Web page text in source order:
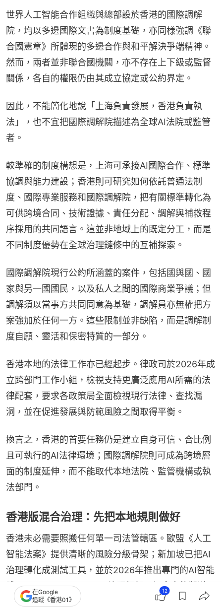
世界人工智能合作組織與總部設於香港的國際調解
院，均以多邊國際文書為制度基礎，亦同樣強調《聯
合國憲章》所體現的多邊合作與和平解決爭端精神。
然而，兩者並非聯合國機關，亦不存在上下級或監督
關係，各自的權限仍由其成立協定或公約界定。
因此，不能簡化地說「上海負責發展，香港負責執
法」，也不宜把國際調解院描述為全球AI法院或監管
者。
較準確的制度構想是，上海可承接AI國際合作、標準
協調與能力建設；香港則可研究如何依託普通法制
度、國際專業服務和國際調解院，把有關標準轉化為
可供跨境合同、技術證據、責任分配、調解與補救程
序採用的共同語言。這並非地域上的既定分工，而是
不同制度優勢在全球治理鏈條中的互補探索。
國際調解院現行公約所涵蓋的案件，包括國與國、國
家與另一國國民，以及私人之間的國際商業爭議；但
調解須以當事方共同同意為基礎，調解員亦無權把方
案強加於任何一方。這些限制並非缺陷，而是調解制
度自願、靈活和保密特質的一部分。
香港本地的法律工作亦已經起步。律政司於2026年成
立跨部門工作小組，檢視支持更廣泛應用AI所需的法
律配套，要求各政策局全面檢視現行法律、查找漏
洞，並在促進發展與防範風險之間取得平衡。
換言之，香港的首要任務仍是建立自身可信、合比例
且可執行的AI法律環境；國際調解院則可成為跨境層
面的制度延伸，而不能取代本地法院、監管機構或執
法部門。
香港版混合治理：先把本地規則做好
香港未必需要照搬任何單一司法管轄區。歐盟《人工
智能法案》提供清晰的風險分級骨架；新加坡已把AI
治理轉化成測試工具，並於2026年推出專門的AI智能
體 (Agentic AI Systems) 治理框架；加拿大的擬議
《人工智能和數據法》強調高影響系統及企業問責；
在Google
追蹤《香港01》
12